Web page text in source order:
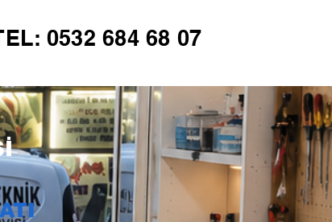
0532 684 68 07